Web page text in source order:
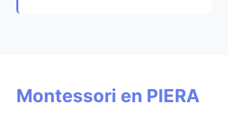
Montessori en PIERA